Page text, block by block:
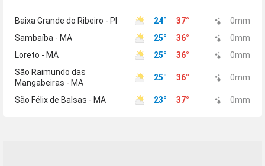
Baixa Grande do Ribeiro - PI 24° 37° 0mm
Sambaíba - MA
25° 36° 0mm
Loreto - MA
25° 36° 0mm
São Raimundo das
Mangabeiras - MA
25° 36° 0mm
São Félix de Balsas - MA 23° 37° 0mm